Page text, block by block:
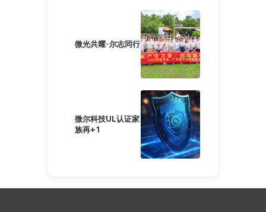
微光共耀·尔志同行
微尔科技UL认证家
族再+1